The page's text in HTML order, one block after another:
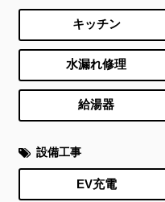
キッチン
水漏れ修理
給湯器
設備工事
EV充電